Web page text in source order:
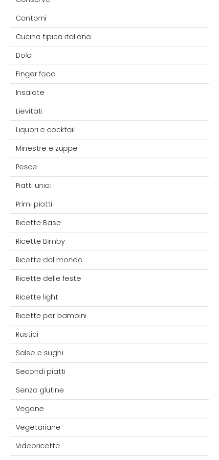
Contorni
Cucina tipica italiana
Dolci
Finger food
Insalate
Lievitati
Liquori e cocktail
Minestre e zuppe
Pesce
Piatti unici
Primi piatti
Ricette Base
Ricette Bimby
Ricette dal mondo
Ricette delle feste
Ricette light
Ricette per bambini
Rustici
Salse e sughi
Secondi piatti
Senza glutine
Vegane
Vegetariane
Videoricette